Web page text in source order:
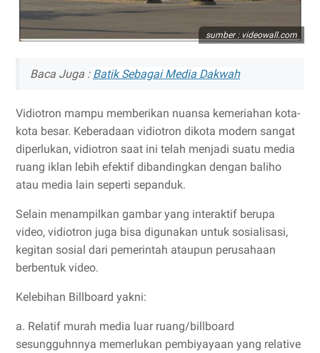
sumber : videowall.com
Baca Juga : Batik Sebagai Media Dakwah
Vidiotron mampu memberikan nuansa kemeriahan kota-
kota besar. Keberadaan vidiotron dikota modern sangat
diperlukan, vidiotron saat ini telah menjadi suatu media
ruang iklan lebih efektif dibandingkan dengan baliho
atau media lain seperti sepanduk.
Selain menampilkan gambar yang interaktif berupa
video, vidiotron juga bisa digunakan untuk sosialisasi,
kegitan sosial dari pemerintah ataupun perusahaan
berbentuk video.
Kelebihan Billboard yakni:
a. Relatif murah media luar ruang/billboard
sesungguhnnya memerlukan pembiyayaan yang relative